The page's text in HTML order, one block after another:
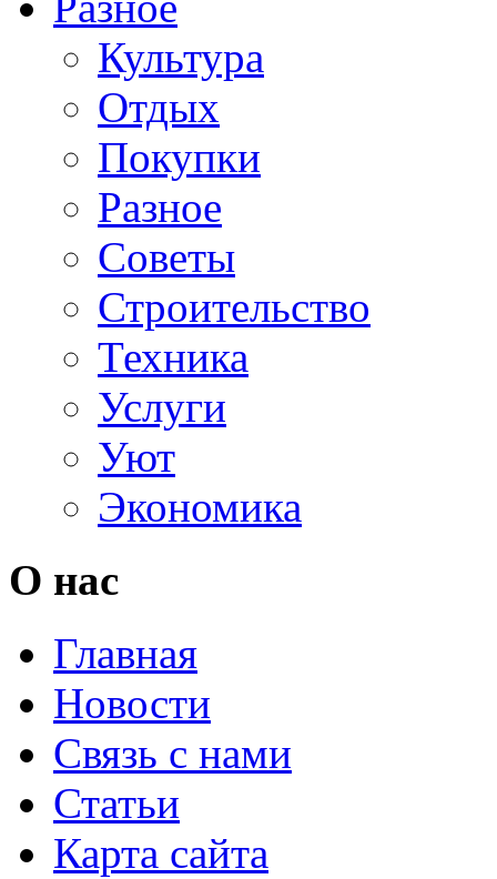
Культура
Отдых
Покупки
Разное
Советы
Строительство
Техника
Услуги
Уют
Экономика
О нас
Главная
Новости
Связь с нами
Статьи
Карта сайта